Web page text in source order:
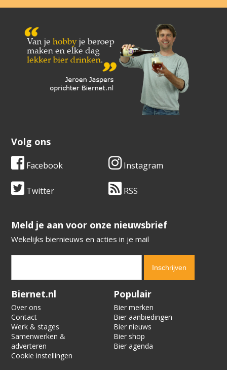
Volg ons
Facebook Instagram
Twitter RSS
​​​​​​​Meld je aan voor onze nieuwsbrief
Wekelijks biernieuws en acties in je mail
Verification code:
Biernet.nl
Over ons
Contact
Werk & stages
Samenwerken &
adverteren
Cookie instellingen
Populair
Bier merken
Bier aanbiedingen
Bier nieuws
Bier shop
Bier agenda